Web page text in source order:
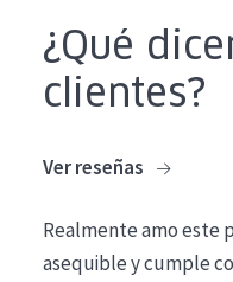
Crema de día
Crema de noche
Limpieza
¿Qué
clientes?
Ver reseñas
Realmente amo este
asequible y cumple